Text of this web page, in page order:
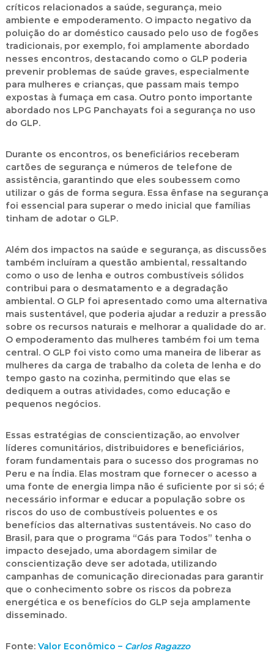
críticos relacionados a saúde, segurança, meio
ambiente e empoderamento. O impacto negativo da
poluição do ar doméstico causado pelo uso de fogões
tradicionais, por exemplo, foi amplamente abordado
nesses encontros, destacando como o GLP poderia
prevenir problemas de saúde graves, especialmente
para mulheres e crianças, que passam mais tempo
expostas à fumaça em casa. Outro ponto importante
abordado nos LPG Panchayats foi a segurança no uso
do GLP.
Durante os encontros, os beneficiários receberam
cartões de segurança e números de telefone de
assistência, garantindo que eles soubessem como
utilizar o gás de forma segura. Essa ênfase na segurança
foi essencial para superar o medo inicial que famílias
tinham de adotar o GLP.
Além dos impactos na saúde e segurança, as discussões
também incluíram a questão ambiental, ressaltando
como o uso de lenha e outros combustíveis sólidos
contribui para o desmatamento e a degradação
ambiental. O GLP foi apresentado como uma alternativa
mais sustentável, que poderia ajudar a reduzir a pressão
sobre os recursos naturais e melhorar a qualidade do ar.
O empoderamento das mulheres também foi um tema
central. O GLP foi visto como uma maneira de liberar as
mulheres da carga de trabalho da coleta de lenha e do
tempo gasto na cozinha, permitindo que elas se
dediquem a outras atividades, como educação e
pequenos negócios.
Essas estratégias de conscientização, ao envolver
líderes comunitários, distribuidores e beneficiários,
foram fundamentais para o sucesso dos programas no
Peru e na Índia. Elas mostram que fornecer o acesso a
uma fonte de energia limpa não é suficiente por si só; é
necessário informar e educar a população sobre os
riscos do uso de combustíveis poluentes e os
benefícios das alternativas sustentáveis. No caso do
Brasil, para que o programa “Gás para Todos” tenha o
impacto desejado, uma abordagem similar de
conscientização deve ser adotada, utilizando
campanhas de comunicação direcionadas para garantir
que o conhecimento sobre os riscos da pobreza
energética e os benefícios do GLP seja amplamente
disseminado.
Fonte: Valor Econômico – Carlos Ragazzo